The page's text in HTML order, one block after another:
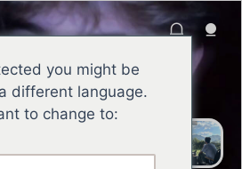
SEAN
s'efforce sans relâche de
s'améliorer, assume ses
you might be
different language.
to change to: